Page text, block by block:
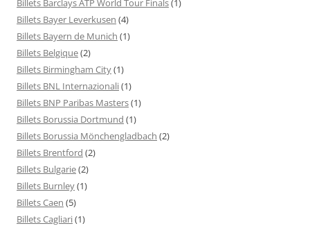
Billets Barclays ATP World Tour Finals(1)
Billets Bayer Leverkusen (4)
Billets Bayern de Munich (1)
Billets Belgique(2)
Billets Birmingham City(1)
Billets BNL Internazionali(1)
Billets BNP Paribas Masters(1)
Billets Borussia Dortmund (1)
Billets Borussia Mönchengladbach (2)
Billets Brentford (2)
Billets Bulgarie(2)
Billets Burnley(1)
Billets Caen (5)
Billets Cagliari(1)